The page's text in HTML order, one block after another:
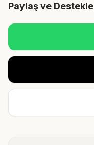
Paylaş ve Destekle